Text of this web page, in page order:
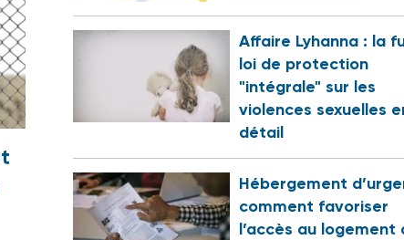
Affaire Lyhanna : la
loi de protection
"intégrale" sur les
violences sexuelles
détail
Hébergement
comment favoriser
l’accès au logement